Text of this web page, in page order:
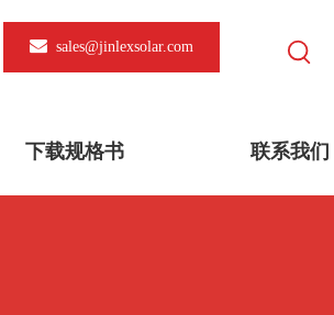
sales@jinlexsolar.com
下载规格书 联系我们